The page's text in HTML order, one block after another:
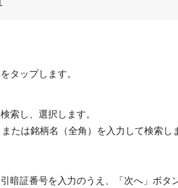
タップします。
索し、選択します。
たは銘柄名（全角）を入力して検索し
暗証番号を入力のうえ、「次へ」ボタ